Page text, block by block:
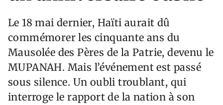
Le 18 mai dernier, Haïti aurait dû
commémorer les cinquante ans du
Mausolée des Pères de la Patrie, devenu le
MUPANAH. Mais l’événement est passé
sous silence. Un oubli troublant, qui
interroge le rapport de la nation à son